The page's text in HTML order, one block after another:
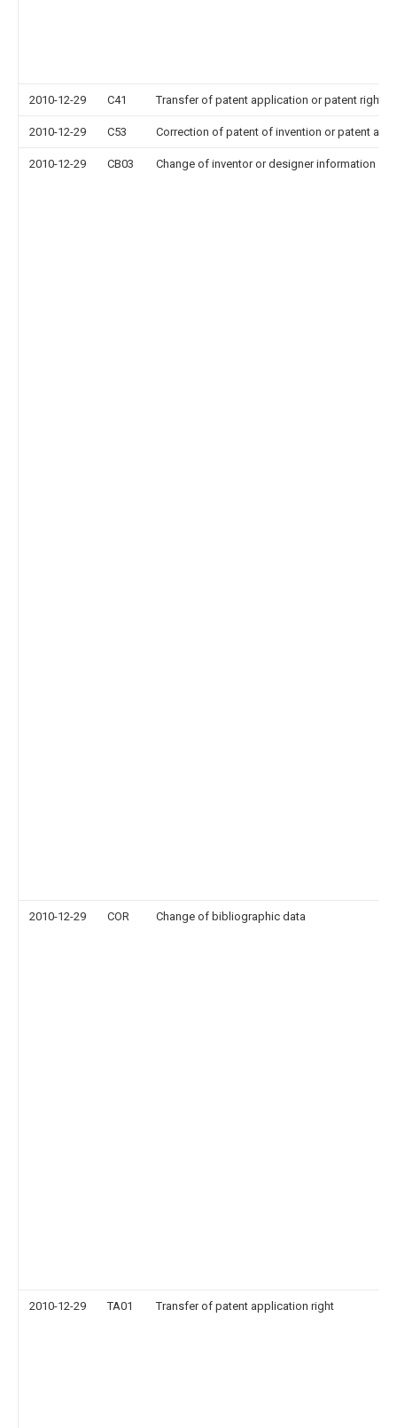
2010-12-29 C41 Transfer of patent application or patent right
2010-12-29 C53 Correction of patent of invention or patent
2010-12-29 CB03 Change of inventor or designer information
2010-12-29 COR Change of bibliographic data
2010-12-29 TA01 Transfer of patent application right